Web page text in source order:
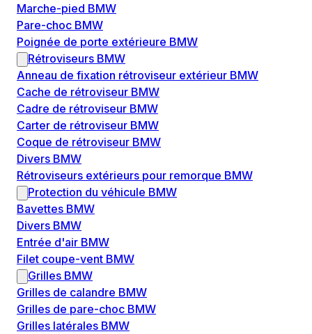
Marche-pied BMW
Pare-choc BMW
Poignée de porte extérieure BMW
Rétroviseurs BMW
Anneau de fixation rétroviseur extérieur BMW
Cache de rétroviseur BMW
Cadre de rétroviseur BMW
Carter de rétroviseur BMW
Coque de rétroviseur BMW
Divers BMW
Rétroviseurs extérieurs pour remorque BMW
Protection du véhicule BMW
Bavettes BMW
Divers BMW
Entrée d'air BMW
Filet coupe-vent BMW
Grilles BMW
Grilles de calandre BMW
Grilles de pare-choc BMW
Grilles latérales BMW